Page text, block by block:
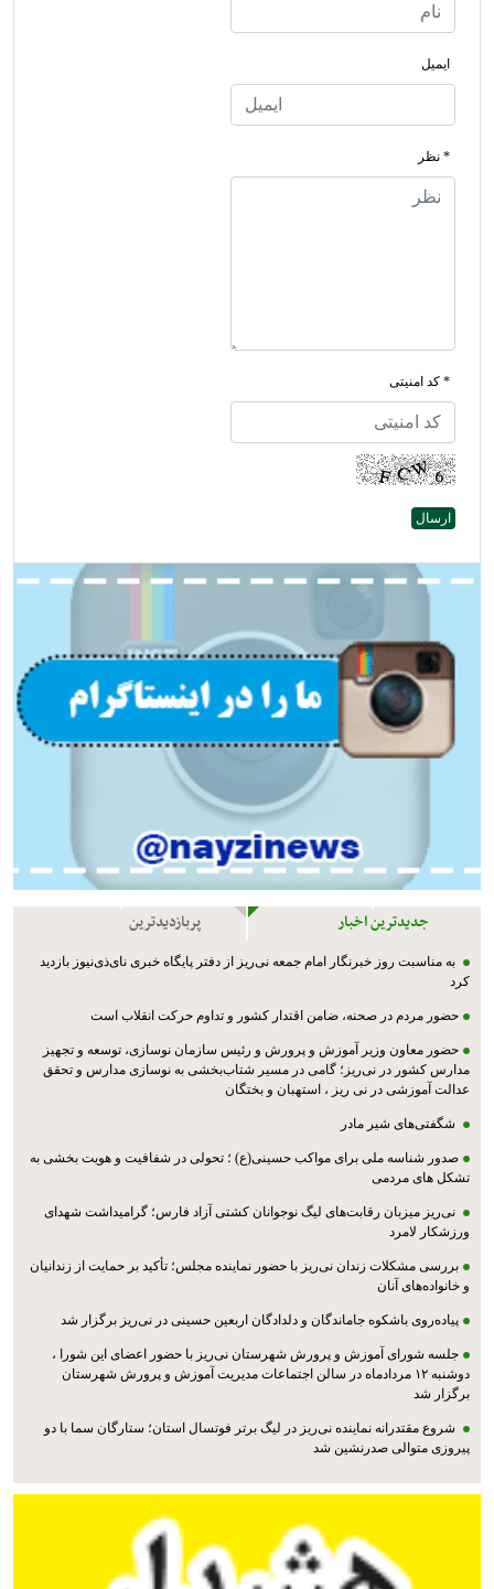
ایمیل
* نظر
* کد امنیتی
جدیدترین اخبار پربازدیدترین
به مناسبت روز خبرنگار امام جمعه نی‌ریز از دفتر پایگاه خبری نای‌ذی‌نیوز بازدید
کرد
حضور مردم در صحنه، ضامن اقتدار کشور و تداوم حرکت انقلاب است
حضور معاون وزیر آموزش و پرورش و رئیس سازمان نوسازی، توسعه و تجهیز
مدارس کشور در نی‌ریز؛ گامی در مسیر شتاب‌بخشی به نوسازی مدارس و تحقق
عدالت آموزشی در نی ریز ، استهبان و بختگان
شگفتی‌های شیر مادر
صدور شناسه ملی برای مواکب حسینی(ع) ؛ تحولی در شفافیت و هویت بخشی به
تشکل های مردمی
نی‌ریز میزبان رقابت‌های لیگ نوجوانان کشتی آزاد فارس؛ گرامیداشت شهدای
ورزشکار لامرد
بررسی مشکلات زندان نی‌ریز با حضور نماینده مجلس؛ تأکید بر حمایت از زندانیان
و خانواده‌های آنان
پیاده‌روی باشکوه جاماندگان و دلدادگان اربعین حسینی در نی‌ریز برگزار شد
جلسه شورای آموزش و پرورش شهرستان نی‌ریز با حضور اعضای این شورا ،
دوشنبه ۱۲ مردادماه در سالن اجتماعات مدیریت آموزش و پرورش شهرستان
برگزار شد
شروع مقتدرانه نماینده نی‌ریز در لیگ برتر فوتسال استان؛ ستارگان سما با دو
پیروزی متوالی صدرنشین شد